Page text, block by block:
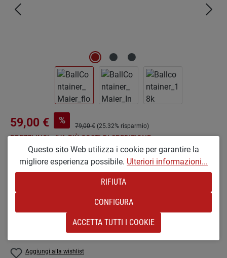
59,00 € %
79,00 € (25.32% risparmio)
PREZZI INCL. IVA PIÙ COSTI DI SPEDIZIONE
Seleziona
Farbe
ROSSO PUSTEBLUME
FIORE CAMOUFLAGE
Quantità del prodotto: inserisci la quantità
Aggiungi alla wishlist
Questo sito Web utilizza i cookie per garantire la
migliore esperienza possibile. Ulteriori informazioni...
RIFIUTA
CONFIGURA
ACCETTA TUTTI I COOKIE